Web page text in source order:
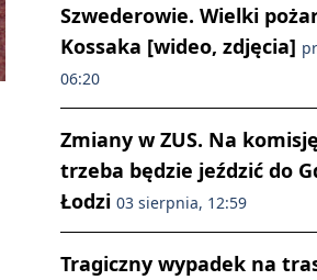
Szwederowie. Wielki
Kossaka [wideo, zdjęcia]
06:20
Zmiany w ZUS. Na
trzeba będzie jeździć do
Łodzi 03 sierpnia, 12:59
Tragiczny wypadek na